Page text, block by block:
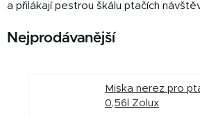
a přilákají pestrou škálu ptačích
Nejprodávanější
Miska nerez pro
0,56l Zolux